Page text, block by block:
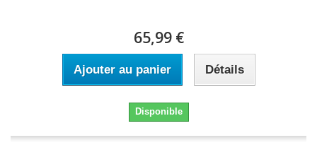
65,99 €
Ajouter au panier Détails
Disponible